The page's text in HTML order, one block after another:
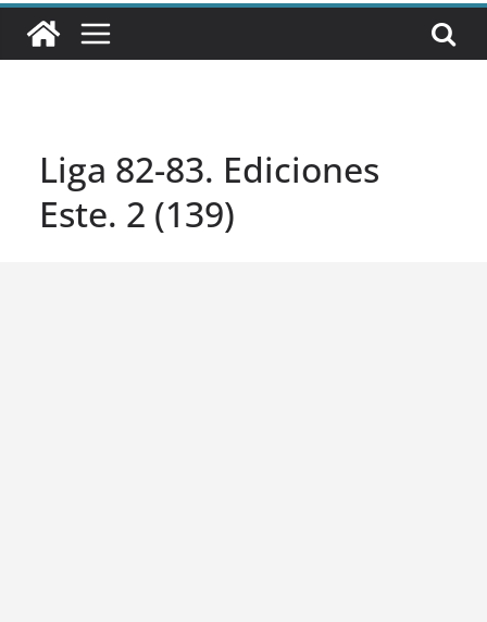
Liga 82-83. Ediciones
Este. 2 (139)